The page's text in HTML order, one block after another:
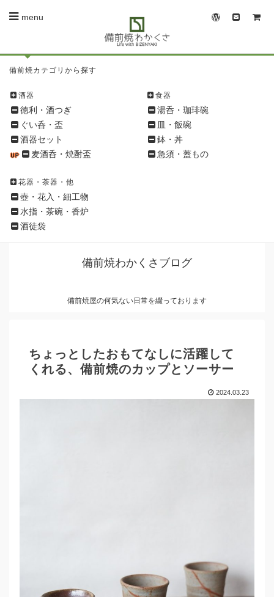
menu
備
焼
シ
ョ
ッ
ン
メ
ニ
ュ
ー
備前焼カテゴリから探す
酒器
徳利・酒つぎ
ぐい呑・盃
酒器セット
麦酒呑・焼酎盃
食器
湯呑・珈琲碗
皿・飯碗
鉢・丼
急須・蓋もの
花器・茶器・他
壺・花入・細工物
水指・茶碗・香炉
酒徒袋
備前焼わかくさブログ
備前焼屋の何気ない日常を綴っております
ちょっとしたおもてなしに活躍して
くれる、備前焼のカップとソーサー
2024.03.23